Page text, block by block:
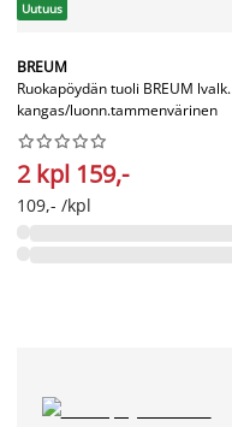
Uutuus
BREUM
Ruokapöydän tuoli BREUM lvalk.
kangas/luonn.tammenvärinen






2 kpl 159,-
109,- /kpl